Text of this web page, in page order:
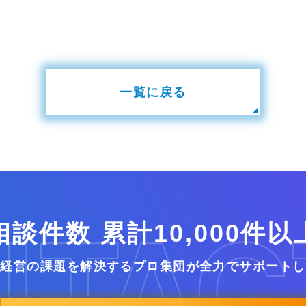
一覧に戻る
談件数 累計10,000件以
営の課題を解決するプロ集団が全力でサポート